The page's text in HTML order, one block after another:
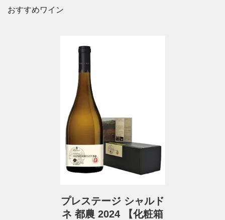
おすすめワイン
プレステージ シャルド
ネ 都農 2024 【化粧箱